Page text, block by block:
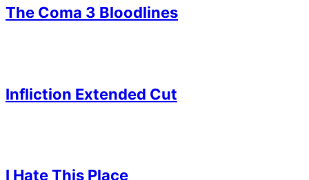
The Coma 3 Bloodlines
Infliction Extended Cut
I Hate This Place